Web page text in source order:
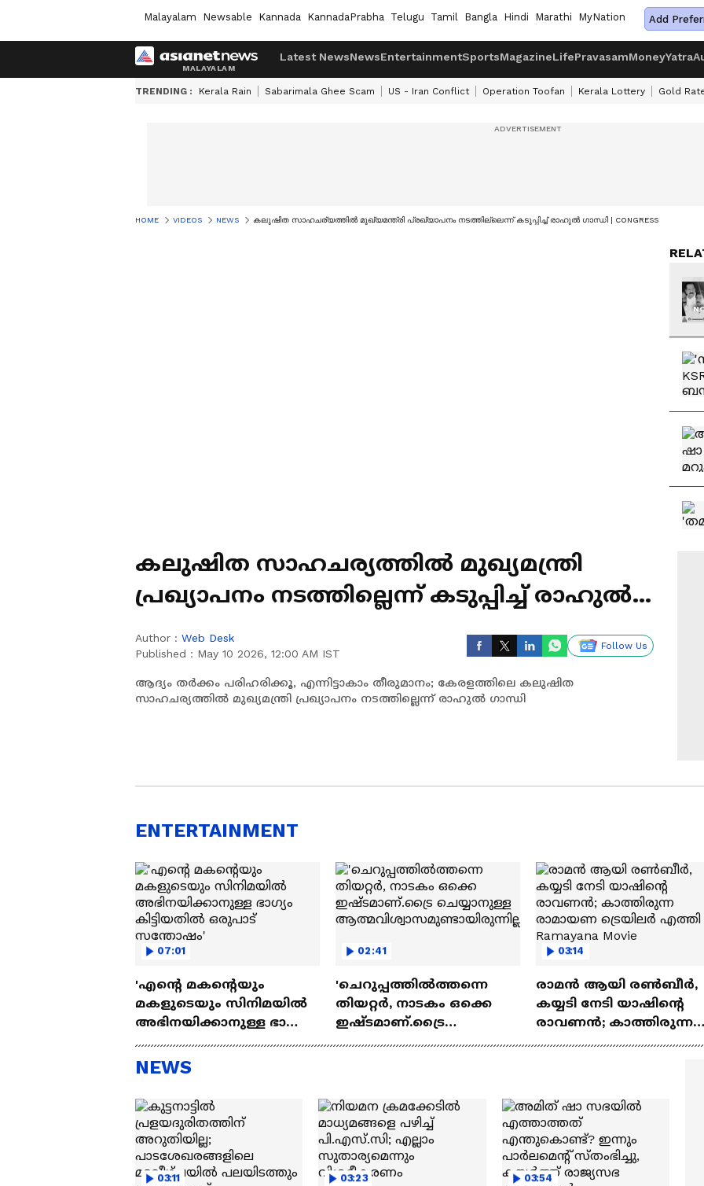
Malayalam Newsable Kannada KannadaPrabha Telugu Tamil Bangla Hindi Marathi MyNation Add
Latest NewsNewsEntertainmentSportsMagazineLifePravasamMoneyYatra
TRENDING : Kerala Rain Sabarimala Ghee Scam US - Iran Conflict Operation Toofan Kerala Lottery Gold
HOME VIDEOS NEWS കലുഷിത സാഹചര്യത്തിൽ മുഖ്യമന്ത്രി പ്രഖ്യാപനം നടത്തില്ലെന്ന് കടുപ്പിച്ച് രാഹുൽ ​ഗാന്ധി | CONGRESS
കലുഷിത സാഹചര്യത്തിൽ മുഖ്യമന്ത്രി
പ്രഖ്യാപനം നടത്തില്ലെന്ന് കടുപ്പിച്ച് രാഹുൽ ​
Author : Web Desk
Published : May 10 2026, 12:00 AM IST
Follow Us
ആദ്യം തർക്കം പരിഹരിക്കൂ, എന്നിട്ടാകാം തീരുമാനം; കേരളത്തിലെ കലുഷിത
സാഹചര്യത്തിൽ മുഖ്യമന്ത്രി പ്രഖ്യാപനം നടത്തില്ലെന്ന് രാഹുൽ ​ഗാന്ധി
ENTERTAINMENT
07:01
'എന്റെ മകന്റെയും
മകളുടെയും സിനിമയിൽ
അഭിനയിക്കാനുള്ള ഭാഗ്യം
കിട്ടിയതിൽ ഒരുപാട്
സന്തോഷം'
02:41
'ചെറുപ്പത്തിൽത്തന്നെ
തിയറ്റർ, നാടകം ഒക്കെ
ഇഷ്ടമാണ്.ട്രൈ
ചെയ്യാനുള്ള
03:14
രാമന്‍ ആയി രൺബീർ,
കയ്യടി നേടി യാഷിന്റെ
രാവണൻ; കാത്തിരുന്ന
രാമായണ ട്രെയിലർ
NEWS
03:11 03:23 03:54